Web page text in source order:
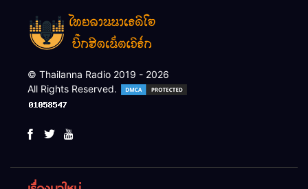
© Thailanna Radio 2019 - 2026
All Rights Reserved.